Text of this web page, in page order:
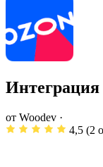
Интеграция
от Woodev ·
4,5 (2